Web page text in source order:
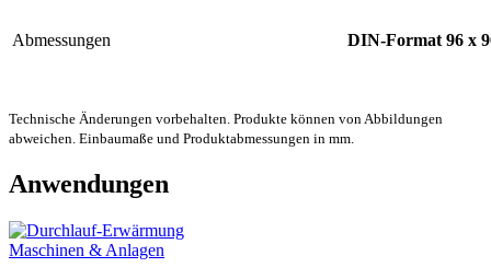
Abmessungen DIN-Format 96 x
Technische Änderungen vorbehalten. Produkte können von Abbildungen
abweichen. Einbaumaße und Produktabmessungen in mm.
Anwendungen
Maschinen & Anlagen